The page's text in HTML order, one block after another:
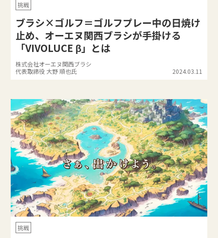
挑戦
ブラシ×ゴルフ＝ゴルフプレー中の日焼け
止め、オーエヌ関西ブラシが手掛ける
「VIVOLUCE β」とは
株式会社オーエヌ関西ブラシ
代表取締役 大野 順也氏
2024.03.11
挑戦